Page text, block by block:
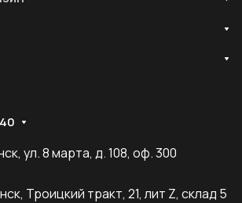
ул. 8 марта, д. 108, оф. 300
Троицкий тракт, 21, лит Z, склад 5